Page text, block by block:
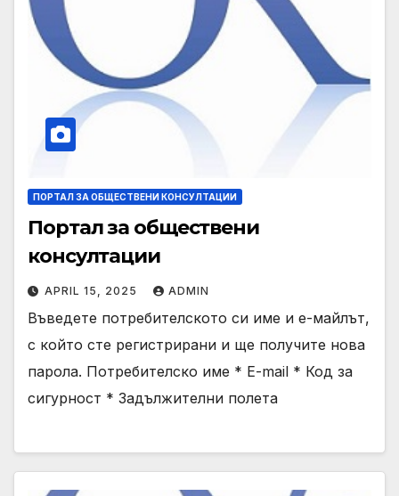
ПОРТАЛ ЗА ОБЩЕСТВЕНИ КОНСУЛТАЦИИ
Портал за обществени
консултации
APRIL 15, 2025 ADMIN
Въведете потребителското си име и е-майлът,
с който сте регистрирани и ще получите нова
парола. Потребителско име * E-mail * Код за
сигурност * Задължителни полета